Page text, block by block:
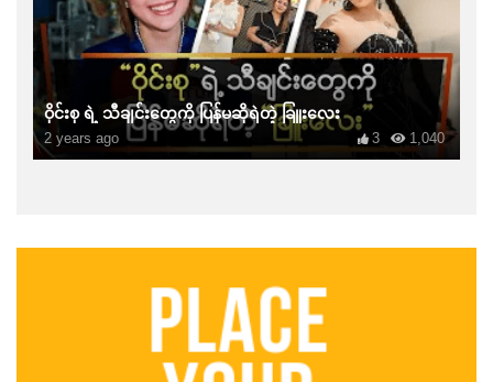
ဝိုင်းစု ရဲ့ သီချင်းတွေကို ပြန်မဆိုရဲတဲ့ ခြူးလေး
2 years ago 1,040
3